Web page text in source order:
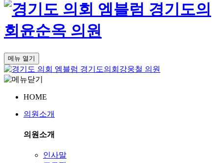
경기도의
회윤순옥 의원
메뉴 열기
경기도의회 강웅철 의원
HOME
의원소개
의원소개
인사말